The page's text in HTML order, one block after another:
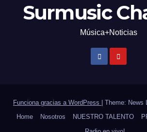
Surmusic
Música+Noticias
Funciona gracias a WordPress Theme: News
Home
Nosotros NUESTRO TALENTO